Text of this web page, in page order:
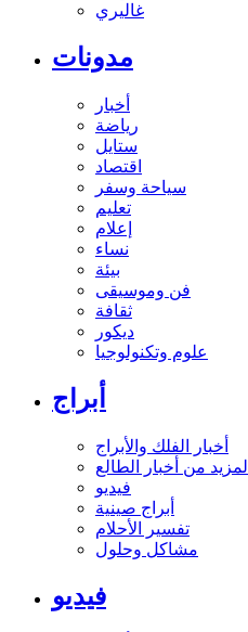
غاليري
مدونات
أخبار
رياضة
ستايل
اقتصاد
سياحة وسفر
تعليم
إعلام
نساء
بيئة
فن وموسيقى
ثقافة
ديكور
علوم وتكنولوجيا
أبراج
أخبار الفلك والأبراج
المزيد من أخبار الطالع
فيديو
أبراج صينية
تفسير الأحلام
مشاكل وحلول
فيديو